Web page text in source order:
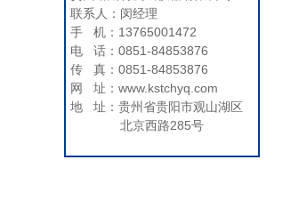
联系人：闵经理
手 机：13765001472
电 话：0851-84853876
传 真：0851-84853876
网 址：www.kstchyq.com
地 址：贵州省贵阳市观山湖区
北京西路285号